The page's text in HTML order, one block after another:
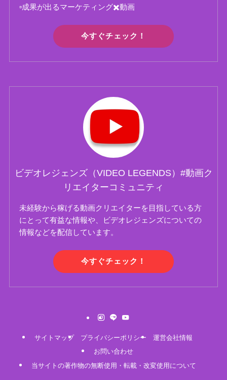
▫️成果が出るマーケティング✖️動画
今すぐチェック！
ビデオレジェンズ（VIDEO LEGENDS）#動画ク
リエイターコミュニティ
未経験から稼げる動画クリエイターを目指している方
にとって有益な情報や、ビデオレジェンズについての
情報などを配信しています。
今すぐチェック！
サイトマップ プライバシーポリシー
運営会社情報
お問い合わせ
当サイトの著作物の無断使用・転載・改変使用について